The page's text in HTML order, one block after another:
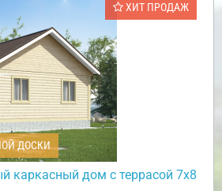
ХИТ ПРОДАЖ
ДОСКИ
каркасный дом с террасой 7х8